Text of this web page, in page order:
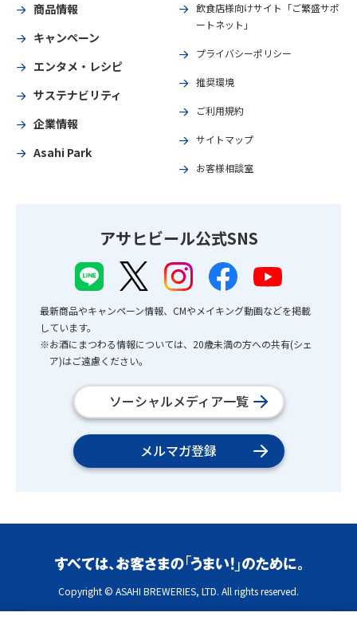
商品情報
キャンペーン
エンタメ・レシピ
サステナビリティ
企業情報
Asahi Park
飲食店様向けサイト「ご繁盛サポ
ートネット」
プライバシーポリシー
推奨環境
ご利用規約
サイトマップ
お客様相談室
アサヒビール公式SNS
最新商品やキャンペーン情報、CMやメイキング動画などを掲載
しています。
※お酒にまつわる情報については、20歳未満の方への共有(シェ
ア)はご遠慮ください。
ソーシャルメディア一覧
メルマガ登録
Copyright © ASAHI BREWERIES, LTD. All rights reserved.